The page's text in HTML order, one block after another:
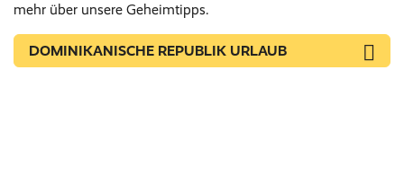
mehr über unsere Geheimtipps.
DOMINIKANISCHE REPUBLIK URLAUB